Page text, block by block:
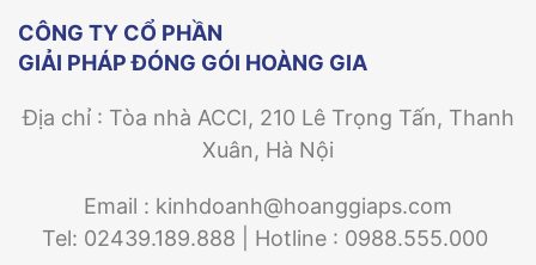
CÔNG TY CỔ PHẦN
GIẢI PHÁP ĐÓNG GÓI HOÀNG GIA
Địa chỉ : Tòa nhà ACCI, 210 Lê Trọng Tấn, Thanh
Xuân, Hà Nội
Email : kinhdoanh@hoanggiaps.com
Tel: 02439.189.888 | Hotline : 0988.555.000